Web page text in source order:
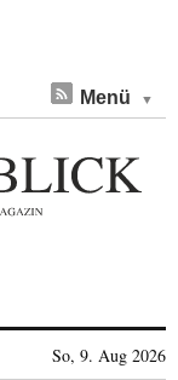
Menü
So, 9. Aug 2026